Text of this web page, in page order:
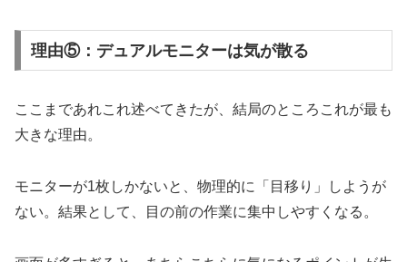
理由⑤：デュアルモニターは気が散る
ここまであれこれ述べてきたが、結局のところこれが最も
大きな理由。
モニターが1枚しかないと、物理的に「目移り」しようが
ない。結果として、目の前の作業に集中しやすくなる。